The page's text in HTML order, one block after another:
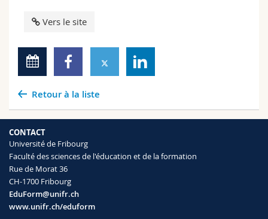
Vers le site
Retour à la liste
CONTACT
Université de Fribourg
Faculté des sciences de l'éducation et de la formation
Rue de Morat 36
CH-1700 Fribourg
EduForm@unifr.ch
www.unifr.ch/eduform